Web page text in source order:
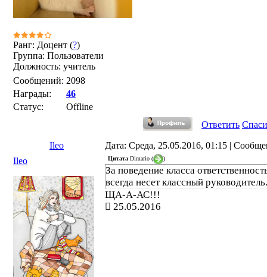
Ранг: Доцент (?)
Группа: Пользователи
Должность: учитель
Сообщений: 2098
Награды:
46
Статус:
Offline
Ответить
Ileo
Дата: Среда, 25.05.2016, 01:15 |
Ileo
Цитата Dimario ( )
За поведение класса
всегда несет классный руководитель.
ЩА-А-АС!!!
25.05.2016